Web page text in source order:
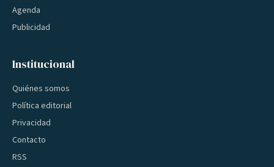
Agenda
Publicidad
Institucional
Quiénes somos
Política editorial
Privacidad
Contacto
RSS